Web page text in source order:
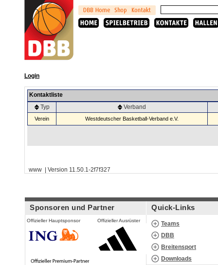
Login
Kontaktliste
Typ
Verband
Verein Westdeutscher Basketball-Verband e.V.
www | Version 11.50.1-2f7f327
Sponsoren und Partner
Offizieller Hauptsponsor Offizieller Ausrüster
Quick-Links
Teams
DBB
Breitensport
Downloads